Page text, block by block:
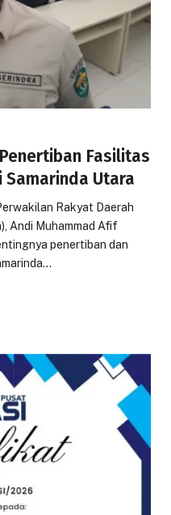
Fasilitas
Samarinda Utara
Rakyat Daerah
Andi Muhammad Afif
penertiban dan